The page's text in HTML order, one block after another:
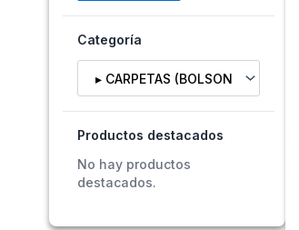
Categoría
Productos destacados
No hay productos
destacados.